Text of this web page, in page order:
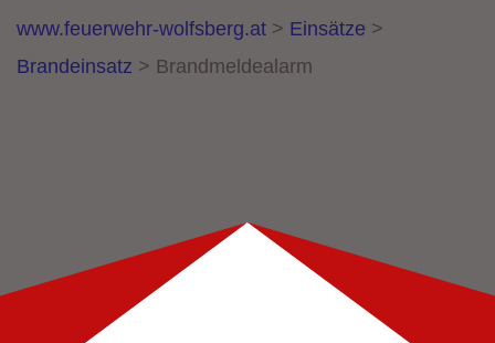
www.feuerwehr-wolfsberg.at > Einsätze >
Brandeinsatz > Brandmeldealarm